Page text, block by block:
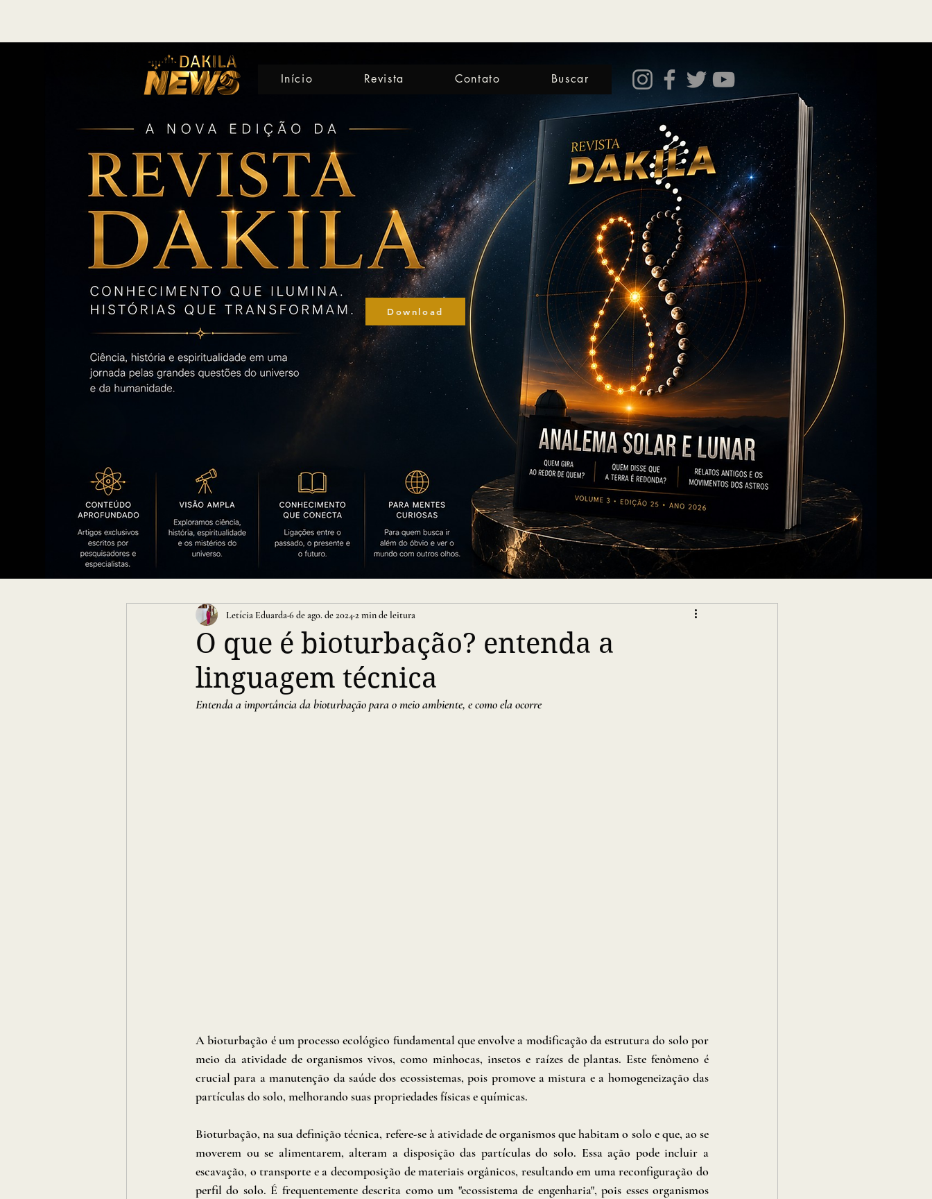
Início Revista Contato Buscar
Download
O que é bioturbação? entenda a
linguagem técnica
Letícia Eduarda6 de ago. de 20242 min de leitura
Entenda a importância da bioturbação para o meio ambiente, e como ela ocorre
A bioturbação é um processo ecológico fundamental que envolve a modificação da estrutura do solo por
meio da atividade de organismos vivos, como minhocas, insetos e raízes de plantas. Este fenômeno é
crucial para a manutenção da saúde dos ecossistemas, pois promove a mistura e a homogeneização das
partículas do solo, melhorando suas propriedades físicas e químicas.
Bioturbação, na sua definição técnica, refere-se à atividade de organismos que habitam o solo e que, ao se
moverem ou se alimentarem, alteram a disposição das partículas do solo. Essa ação pode incluir a
escavação, o transporte e a decomposição de materiais orgânicos, resultando em uma reconfiguração do
perfil do solo. É frequentemente descrita como um "ecossistema de engenharia", pois esses organismos